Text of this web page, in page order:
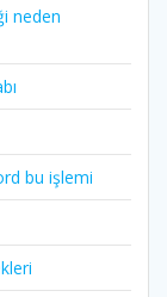
neden
bu işlemi